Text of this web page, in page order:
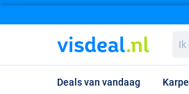
Deals van vandaag